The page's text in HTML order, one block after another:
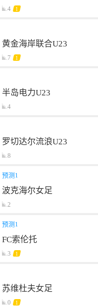
4 1
黄金海岸联合U23
7 1
半岛电力U23
4
罗切达尔流浪U23
8
预测1
波克海尔女足
2
预测1
FC索伦托
3 1
苏维杜夫女足
0 1